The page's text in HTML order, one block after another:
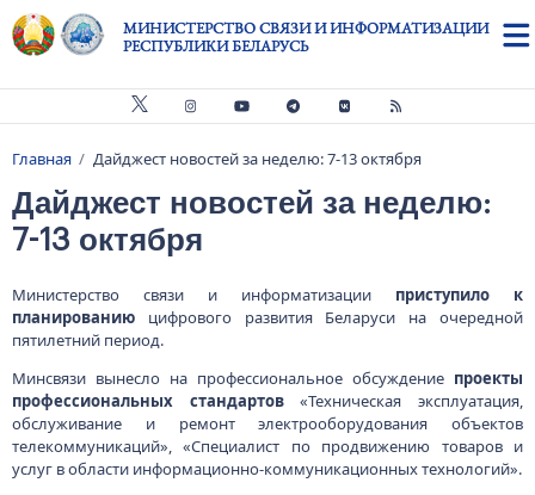
Перейти к основному содержанию
МИНИСТЕРСТВО СВЯЗИ И ИНФОРМАТИЗАЦИИ
РЕСПУБЛИКИ БЕЛАРУСЬ
Строка навигации
Главная Дайджест новостей за неделю: 7-13 октября
Дайджест новостей за неделю:
7-13 октября
Министерство связи и информатизации приступило к
планированиюцифрового развития Беларуси на очередной
пятилетний период.
Минсвязи вынесло на профессиональное обсуждение проекты
профессиональных стандартов«Техническая эксплуатация,
обслуживание и ремонт электрооборудования объектов
телекоммуникаций», «Специалист по продвижению товаров и
услуг в области информационно-коммуникационных технологий».